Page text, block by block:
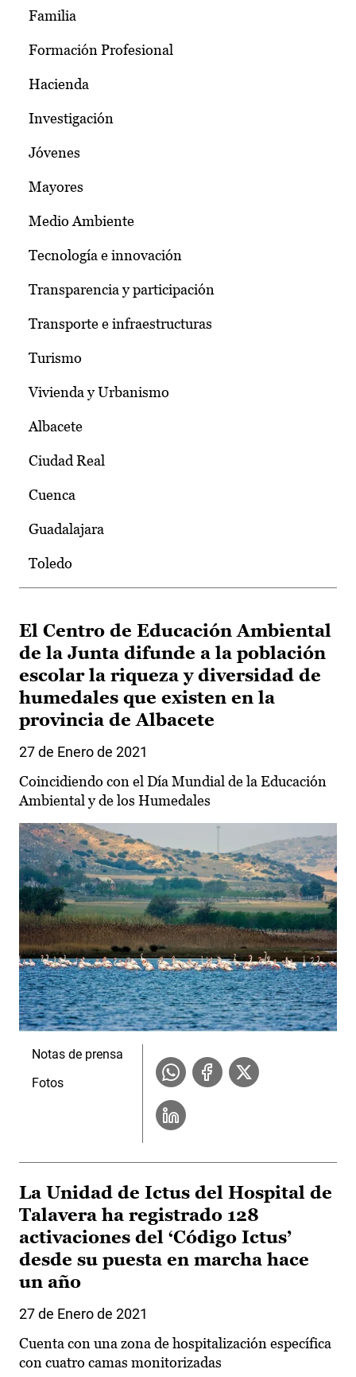
Familia
Formación Profesional
Hacienda
Investigación
Jóvenes
Mayores
Medio Ambiente
Tecnología e innovación
Transparencia y participación
Transporte e infraestructuras
Turismo
Vivienda y Urbanismo
Albacete
Ciudad Real
Cuenca
Guadalajara
Toledo
El Centro de Educación Ambiental
de la Junta difunde a la población
escolar la riqueza y diversidad de
humedales que existen en la
provincia de Albacete
27 de Enero de 2021
Coincidiendo con el Día Mundial de la Educación
Ambiental y de los Humedales
Notas de prensa
Fotos
La Unidad de Ictus del Hospital de
Talavera ha registrado 128
activaciones del ‘Código Ictus’
desde su puesta en marcha hace
un año
27 de Enero de 2021
Cuenta con una zona de hospitalización específica
con cuatro camas monitorizadas